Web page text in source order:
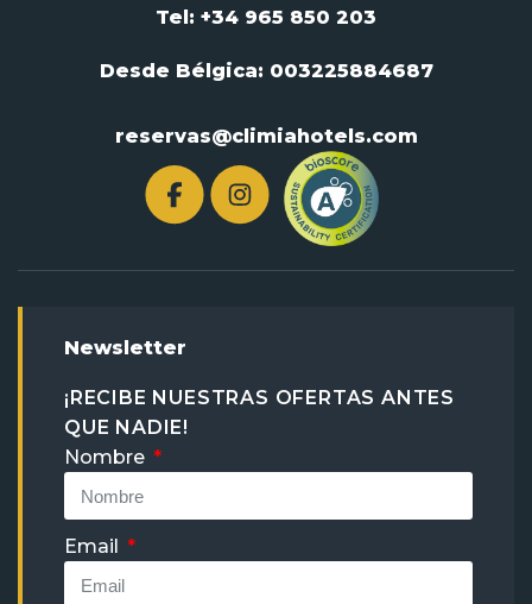
Tel: +34 965 850 203
Desde Bélgica: 003225884687
reservas@climiahotels.com
Newsletter
¡RECIBE NUESTRAS OFERTAS ANTES
QUE NADIE!
Nombre
Email